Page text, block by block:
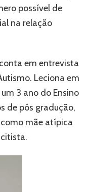
possível de
na relação
em entrevista
Leciona em
3 ano do Ensino
de pós gradução,
mãe atípica